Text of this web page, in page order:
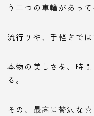
う二つの車輪があっ
流行りや、手軽さでは
本物の美しさを、時
る。
その、最高に贅沢な